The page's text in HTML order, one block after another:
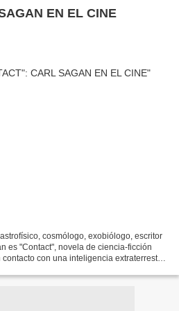
EN EL CINE
cosmólogo, exobiólogo, escritor
es "Contact", novela de ciencia-ficción
con una inteligencia extraterrestre.